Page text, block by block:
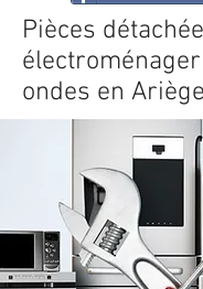
Pièces
ondes en Ariège